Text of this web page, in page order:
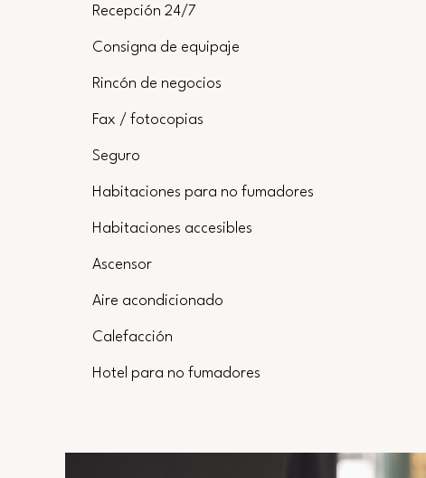
Recepción 24/7
Consigna de equipaje
Rincón de negocios
Fax / fotocopias
Seguro
Habitaciones para no fumadores
Habitaciones accesibles
Ascensor
Aire acondicionado
Calefacción
Hotel para no fumadores